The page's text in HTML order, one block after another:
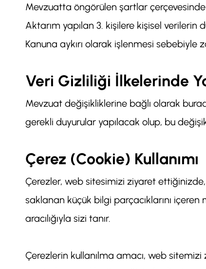
Mevzuatta öngörülen şartlar
Aktarım yapılan 3. kişilere kişisel
Kanuna aykırı olarak işlenmesi
Veri Gizliliği İlkelerinde
Mevzuat değişikliklerine bağlı olarak
gerekli duyurular yapılacak olup, bu
Çerez (Cookie) Kullanımı
Çerezler, web sitesimizi ziyaret
saklanan küçük bilgi parçacıklarını içeren
aracılığıyla sizi tanır.
Çerezlerin kullanılma amacı, web